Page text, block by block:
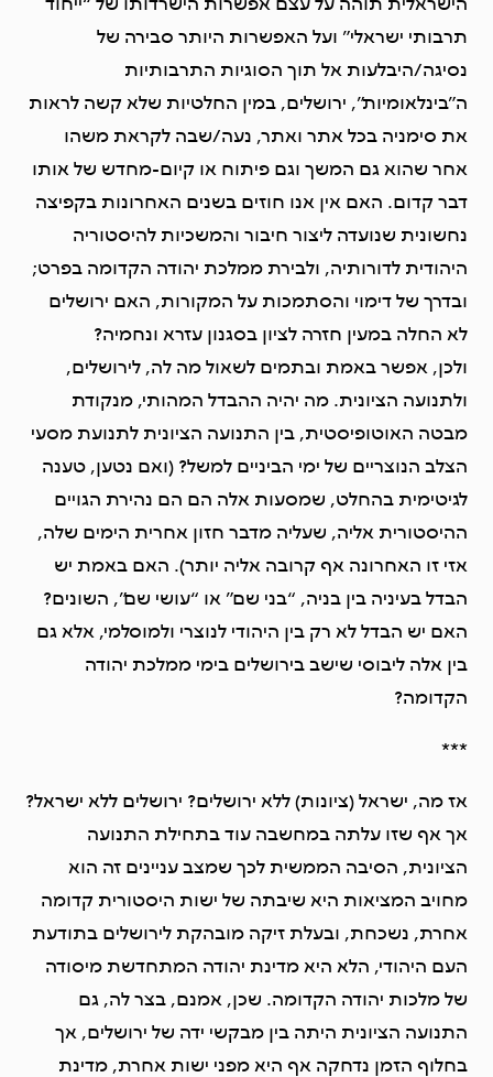
תרבותי ישראלי” ועל האפשרות היותר סבירה של
נסיגה/היבלעות אל תוך הסוגיות התרבותיות
ה”בינלאומיות”, ירושלים, במין החלטיות שלא קשה לראות
את סימניה בכל אתר ואתר, נעה/שבה לקראת משהו
אחר שהוא גם המשך וגם פיתוח או קיום-מחדש של אותו
דבר קדום. האם אין אנו חוזים בשנים האחרונות בקפיצה
נחשונית שנועדה ליצור חיבור והמשכיות להיסטוריה
היהודית לדורותיה, ולבירת ממלכת יהודה הקדומה בפרט;
ובדרך של דימוי והסתמכות על המקורות, האם ירושלים
לא החלה במעין חזרה לציון בסגנון עזרא ונחמיה?
ולכן, אפשר באמת ובתמים לשאול מה לה, לירושלים,
ולתנועה הציונית. מה יהיה ההבדל המהותי, מנקודת
מבטה האוטופיסטית, בין התנועה הציונית לתנועת מסעי
הצלב הנוצריים של ימי הביניים למשל? (ואם נטען, טענה
לגיטימית בהחלט, שמסעות אלה הם הם נהירת הגויים
ההיסטורית אליה, שעליה מדבר חזון אחרית הימים שלה,
אזי זו האחרונה אף קרובה אליה יותר). האם באמת יש
הבדל בעיניה בין בניה, “בני שם” או “עושי שם”, השונים?
האם יש הבדל לא רק בין היהודי לנוצרי ולמוסלמי, אלא גם
בין אלה ליבוסי שישב בירושלים בימי ממלכת יהודה
הקדומה?
***
אז מה, ישראל (ציונות) ללא ירושלים? ירושלים ללא ישראל?
אך אף שזו עלתה במחשבה עוד בתחילת התנועה
הציונית, הסיבה הממשית לכך שמצב עניינים זה הוא
מחויב המציאות היא שיבתה של ישות היסטורית קדומה
אחרת, נשכחת, ובעלת זיקה מובהקת לירושלים בתודעת
העם היהודי, הלא היא מדינת יהודה המתחדשת מיסודה
של מלכות יהודה הקדומה. שכן, אמנם, בצר לה, גם
התנועה הציונית היתה בין מבקשי ידה של ירושלים, אך
בחלוף הזמן נדחקה אף היא מפני ישות אחרת, מדינת